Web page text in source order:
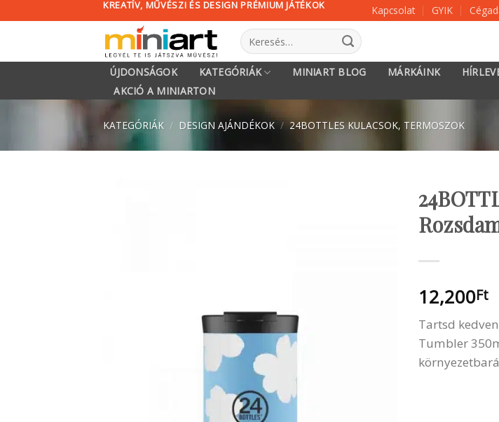
KREATÍV, MŰVÉSZI ÉS DESIGN PRÉMIUM JÁTÉKOK Kapcsolat GYIK
Keresés
a
következőre:
ÚJDONSÁGOK KATEGÓRIÁK MINIART BLOG MÁRKÁINK
AKCIÓ A MINIARTON
KATEGÓRIÁK / DESIGN AJÁNDÉKOK / 24BOTTLES KULACSOK, TERMOSZOK
12,200Ft
Tartsd
Tumbler